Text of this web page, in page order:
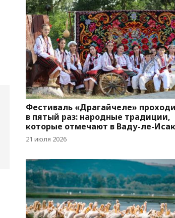
Фестиваль «Драгайчеле»
в пятый раз: народные традиции,
которые отмечают в Ваду-ле-Исак
21 июля 2026